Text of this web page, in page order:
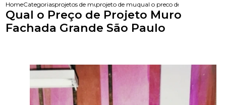
HomeCategoriasprojetos de muroprojeto de muro residencialqual o preco de projeto muro
Qual o Preço de Projeto Muro
Fachada Grande São Paulo